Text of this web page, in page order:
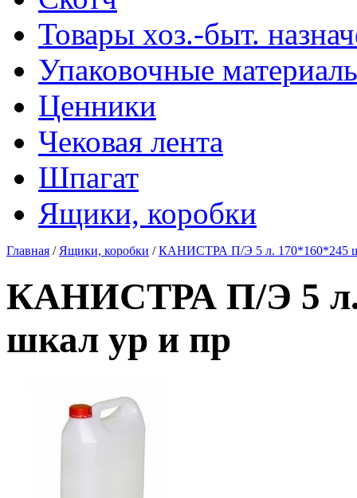
Товары хоз.-быт.
Упаковочные
Ценники
Чековая лента
Шпагат
Ящики, коробки
Главная / Ящики, коробки /КАНИСТРА П/Э 5 л. 170*160*245
КАНИСТРА П/Э 5 л.
шкал ур и пр